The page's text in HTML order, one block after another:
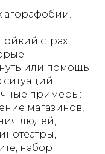
агорафобии.
страх
или помощь
ситуаций
примеры:
магазинов,
людей,
набор